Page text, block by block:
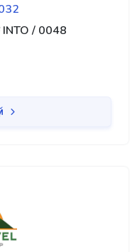
/ 0048